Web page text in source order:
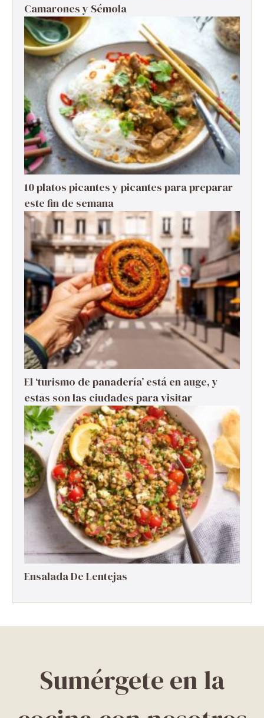
Camarones y Sémola
10 platos picantes y picantes para preparar
este fin de semana
El ‘turismo de panadería’ está en auge, y
estas son las ciudades para visitar
Ensalada De Lentejas
Sumérgete en la